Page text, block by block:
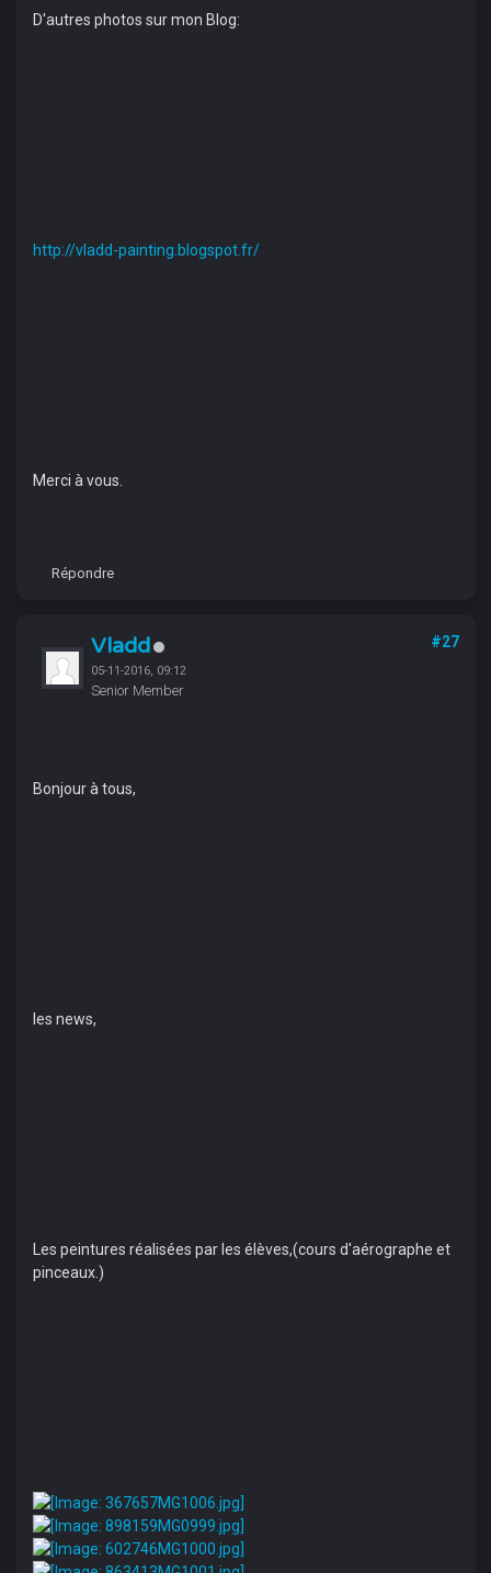
D'autres photos sur mon Blog:
http://vladd-painting.blogspot.fr/
Merci à vous.
Répondre
Vladd
05-11-2016, 09:12
Senior Member
#27
Bonjour à tous,
les news,
Les peintures réalisées par les élèves,(cours d'aérographe et
pinceaux.)